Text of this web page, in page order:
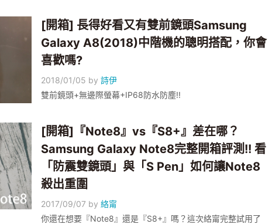
[開箱] 長得好看又有雙前鏡頭Samsung
Galaxy A8(2018)中階機的聰明搭配，你會
喜歡嗎?
2018/01/05 by詩伊
雙前鏡頭+無邊際螢幕+IP68防水防塵!!
[開箱]『Note8』vs『S8+』差在哪？
Samsung Galaxy Note8完整開箱評測!! 看
「防震雙鏡頭」與「S Pen」如何讓Note8
殺出重圍
2017/09/07 by絡甯
你還在想要『Note8』還是『S8+』嗎？這次絡甯完整試用了